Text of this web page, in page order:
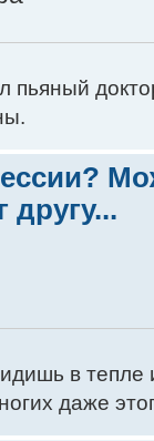
пьяный
в тепле
даже